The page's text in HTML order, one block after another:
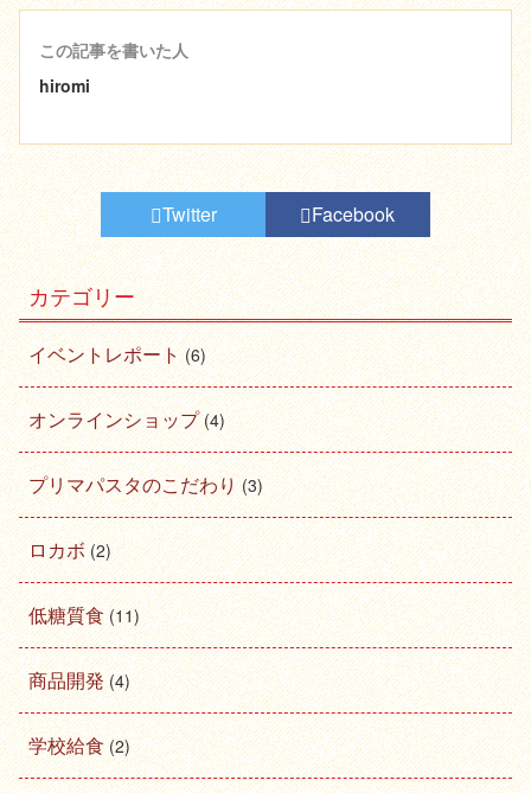
この記事を書いた人
hiromi
Twitter Facebook
カテゴリー
イベントレポート(6)
オンラインショップ(4)
プリマパスタのこだわり(3)
ロカボ(2)
低糖質食(11)
商品開発(4)
学校給食(2)